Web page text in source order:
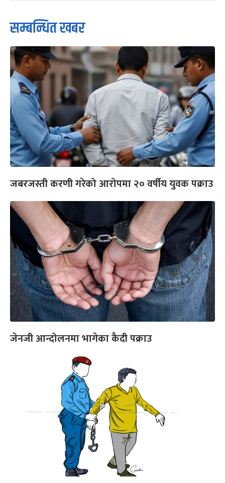
सम्बन्धित खबर
जबरजस्ती करणी गरेको आरोपमा २० वर्षीय युवक पक्राउ
जेनजी आन्दोलनमा भागेका कैदी पक्राउ